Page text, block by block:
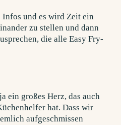
Infos und es wird Zeit ein
zu stellen und dann
die alle Easy Fry-